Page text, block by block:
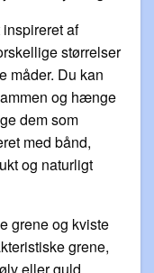
af
størrelser
måder. Du kan
og hænge
dem som
med bånd,
og naturligt
grene og kviste
grene,
eller guld.